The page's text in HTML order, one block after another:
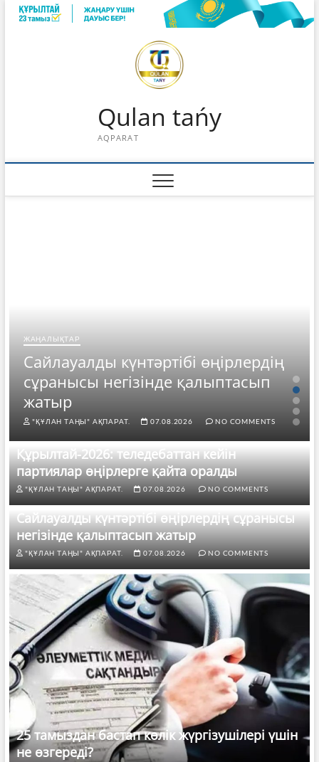
Skip
Qulan tańy
AQPARAT
ЖАҢАЛЫҚТАР
Сайлауалды күнтәртібі өңірлердің
сұранысы негізінде қалыптасып
жатыр
"ҚҰЛАН ТАҢЫ" АҚПАРАТ. 07.08.2026 NO COMMENTS
Құрылтай-2026: теледебаттан кейін
партиялар өңірлерге қайта оралды
"ҚҰЛАН ТАҢЫ" АҚПАРАТ. 07.08.2026 NO COMMENTS
Сайлауалды күнтәртібі өңірлердің сұранысы
негізінде қалыптасып жатыр
"ҚҰЛАН ТАҢЫ" АҚПАРАТ. 07.08.2026 NO COMMENTS
25 тамыздан бастап көлік жүргізушілері үшін
не өзгереді?